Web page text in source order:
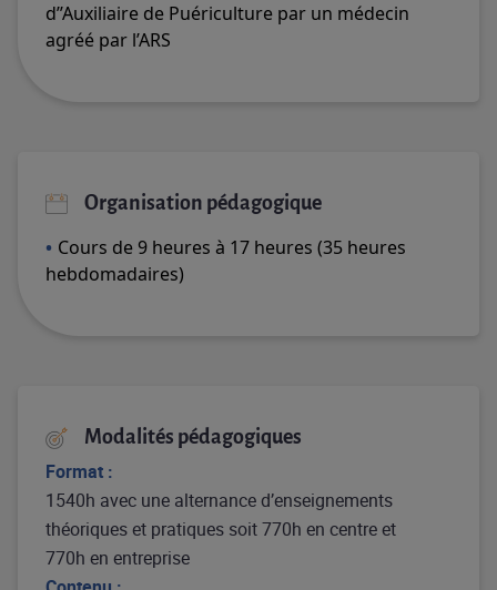
d’’Auxiliaire de Puériculture par un médecin
agréé par l’ARS
Organisation pédagogique
Cours de 9 heures à 17 heures (35 heures
hebdomadaires)
Modalités pédagogiques
Format :
1540h avec une alternance d’enseignements
théoriques et pratiques soit 770h en centre et
770h en entreprise